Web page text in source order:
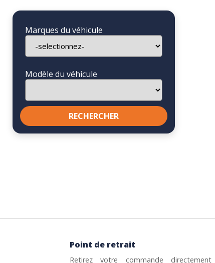
Marques du véhicule
Modèle du véhicule
Point de retrait
Retirez votre commande